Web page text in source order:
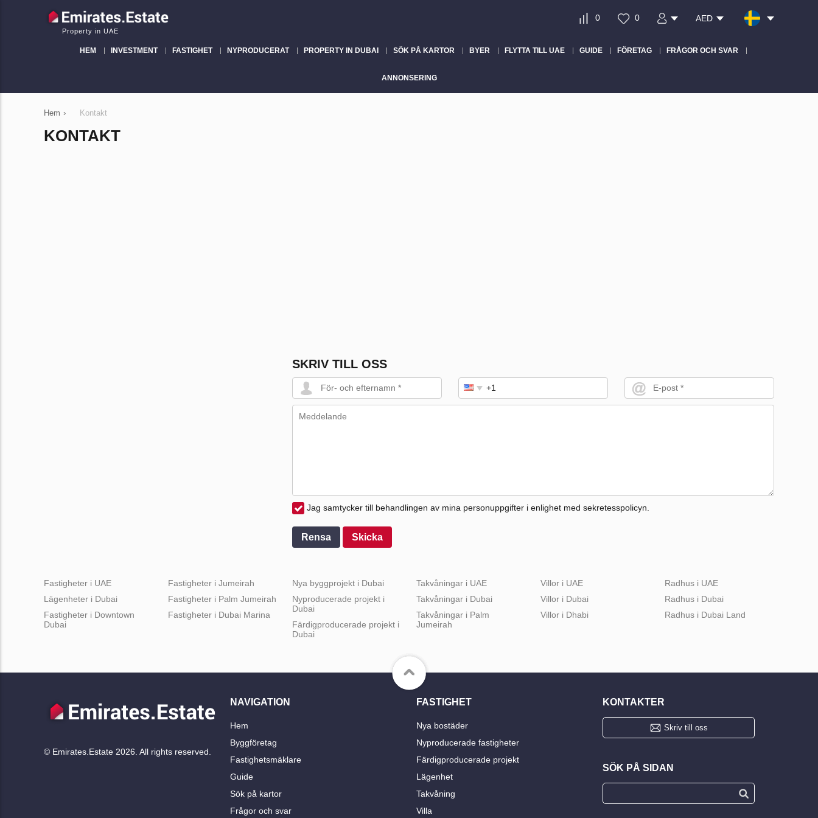
Property in UAE
0 0 AED
HEM INVESTMENT FASTIGHET NYPRODUCERAT PROPERTY IN DUBAI SÖK PÅ KARTOR BYER FLYTTA TILL UAE GUIDE FÖRETAG FRÅGOR OCH SVAR
ANNONSERING
Hem › Kontakt
KONTAKT
SKRIV TILL OSS
Jag samtycker till behandlingen av mina personuppgifter i enlighet med sekretesspolicyn.
Rensa Skicka
Fastigheter i UAE
Lägenheter i Dubai
Fastigheter i Downtown
Dubai
Fastigheter i Jumeirah
Fastigheter i Palm Jumeirah
Fastigheter i Dubai Marina
Nya byggprojekt i Dubai
Nyproducerade projekt i
Dubai
Färdigproducerade projekt i
Dubai
Takvåningar i UAE
Takvåningar i Dubai
Takvåningar i Palm
Jumeirah
Villor i UAE
Villor i Dubai
Villor i Dhabi
Radhus i UAE
Radhus i Dubai
Radhus i Dubai Land
© Emirates.Estate 2026. All rights reserved.
NAVIGATION
Hem
Byggföretag
Fastighetsmäklare
Guide
Sök på kartor
Frågor och svar
FASTIGHET
Nya bostäder
Nyproducerade fastigheter
Färdigproducerade projekt
Lägenhet
Takvåning
Villa
KONTAKTER
Skriv till oss
SÖK PÅ SIDAN